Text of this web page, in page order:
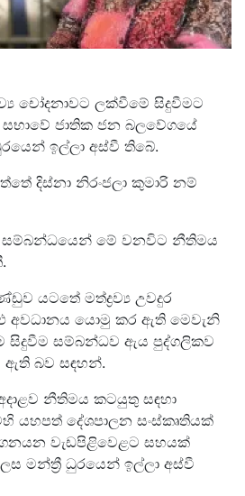
චෝදනාවට ලක්වීමේ සිදුවීමට
සභාවේ ජාතික ජන බලවේගයේ
ඉල්ලා අස්වී තිබේ.
දිස්නා නිරංජලා කුමාරි නම්
සම්බන්ධයෙන් මේ වනවිට නීතිමය
යටතේ මත්ද්‍රව්‍ය උවදුර
අවධානය යොමු කර ඇති මෙවැනි
සම්බන්ධව ඇය පුද්ගලිකව
ඇති බව සඳහන්.
නීතිමය කටයුතු සඳහා
යහපත් දේශපාලන සංස්‍කෘතියක්
වැඩපිළිවෙළට සහයක්
මන්ත්‍රී ධුරයෙන් ඉල්ලා අස්වී